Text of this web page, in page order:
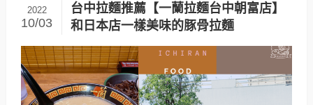
台中拉麵推薦【一蘭拉麵台中朝富店】
和日本店一樣美味的豚骨拉麵
2022
10/03